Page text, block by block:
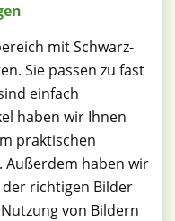
mit Schwarz-
Sie passen zu fast
einfach
haben wir Ihnen
praktischen
Außerdem haben wir
richtigen Bilder
von Bildern